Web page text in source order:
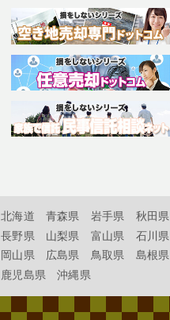
北海道 青森県 岩手県 秋田県
長野県
山梨県 富山県 石川県
岡山県
広島県 鳥取県 島根県
鹿児島県
沖縄県